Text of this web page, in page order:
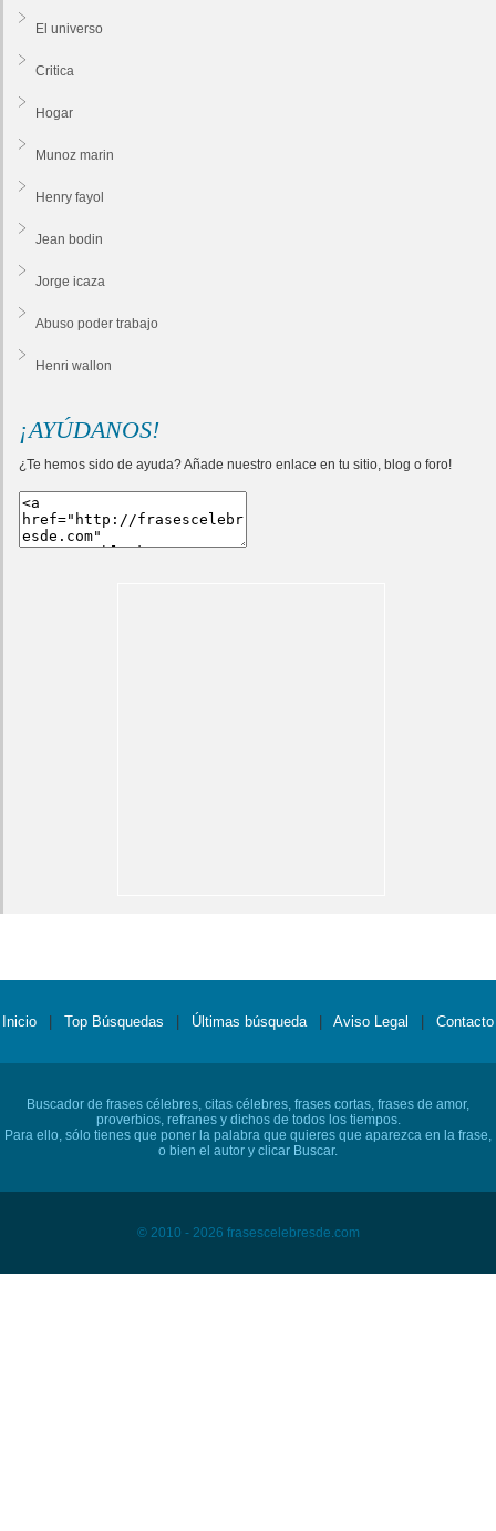
El universo
Critica
Hogar
Munoz marin
Henry fayol
Jean bodin
Jorge icaza
Abuso poder trabajo
Henri wallon
¡AYÚDANOS!
¿Te hemos sido de ayuda? Añade nuestro enlace en tu sitio, blog o foro!
Inicio Top Búsquedas Últimas búsqueda Aviso Legal Contacto
Buscador de frases célebres, citas célebres, frases cortas, frases de amor,
proverbios, refranes y dichos de todos los tiempos.
Para ello, sólo tienes que poner la palabra que quieres que aparezca en la frase,
o bien el autor y clicar Buscar.
© 2010 - 2026 frasescelebresde.com